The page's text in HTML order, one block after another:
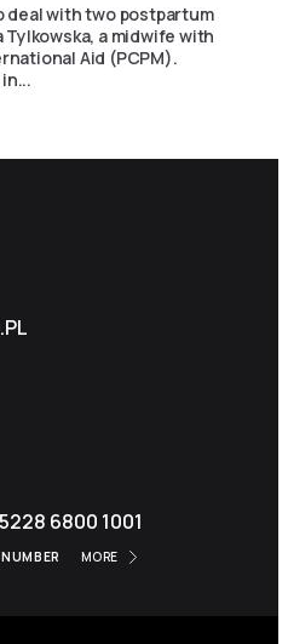
deal with two postpartum
a midwife with
Aid (PCPM).
6800 1001
MORE